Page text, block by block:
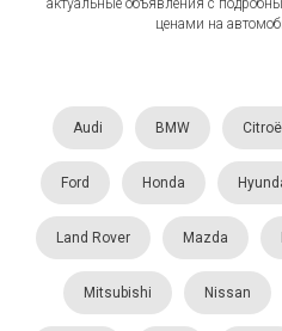
актуальные объявления с
ценами на
Audi BMW
Ford Honda
Land Rover Mazda
Mitsubishi Nissan